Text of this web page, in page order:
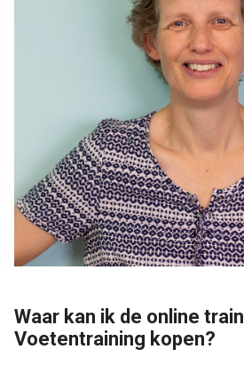
Waar kan ik de online
Voetentraining kopen?